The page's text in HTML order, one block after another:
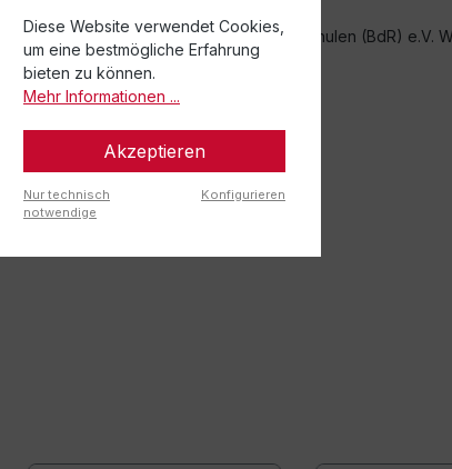
Bundesverband deutscher Rückenschulen (BdR) e.V.
Diese Website verwendet Cookies,
um eine bestmögliche Erfahrung
bieten zu können.
Mehr Informationen ...
Akzeptieren
Nur technisch
notwendige
Konfigurieren